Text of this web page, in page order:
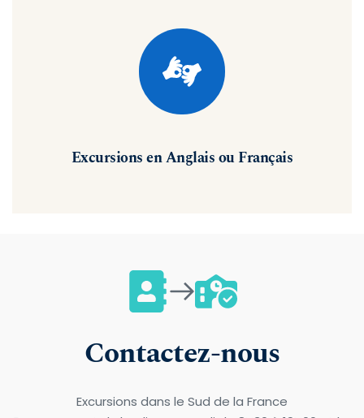
Excursions en Anglais ou Français
Contactez-nous
Excursions dans le Sud de la France